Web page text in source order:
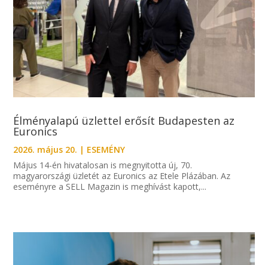
Élményalapú üzlettel erősít Budapesten az
Euronics
2026. május 20. | ESEMÉNY
Május 14-én hivatalosan is megnyitotta új, 70.
magyarországi üzletét az Euronics az Etele Plázában. Az
eseményre a SELL Magazin is meghívást kapott,...